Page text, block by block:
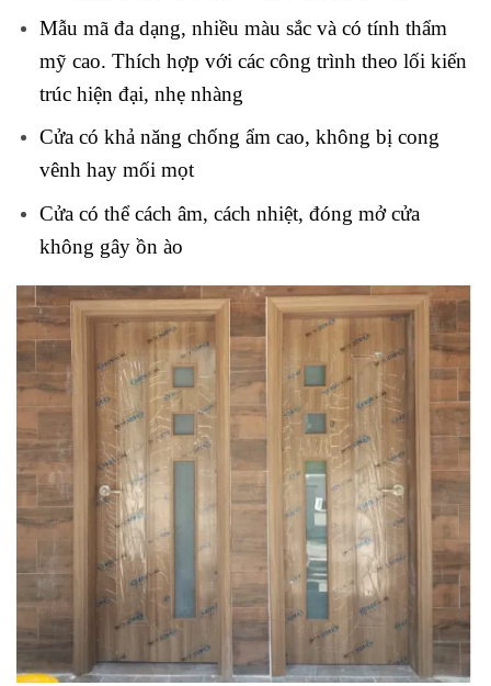
Mẫu mã đa dạng, nhiều màu sắc và có tính thẩm
mỹ cao. Thích hợp với các công trình theo lối kiến
trúc hiện đại, nhẹ nhàng
Cửa có khả năng chống ẩm cao, không bị cong
vênh hay mối mọt
Cửa có thể cách âm, cách nhiệt, đóng mở cửa
không gây ồn ào